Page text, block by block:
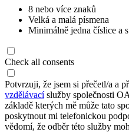
8 nebo více znaků
Velká a malá písmena
Minimálně jedna číslice a
Check all consents
Potvrzuji, že jsem si přečetl/a a
vzdělávacíslužby společnosti
základě kterých mě může tato
poskytnout mi telefonickou
vědomí, že odběr této služby